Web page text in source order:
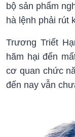
bộ sản phẩm
hà lệnh phải rút
Trương Triết
hãm hại đến
cơ quan chức
đến nay vẫn